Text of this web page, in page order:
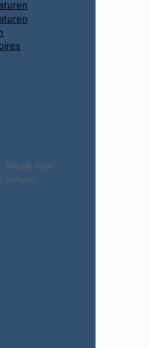
Ideaal voor
schuur.